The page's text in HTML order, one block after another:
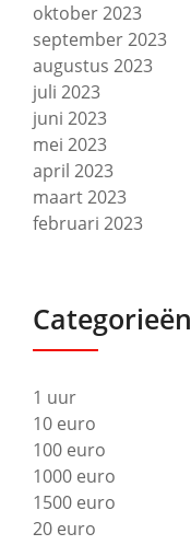
oktober 2023
september 2023
augustus 2023
juli 2023
juni 2023
mei 2023
april 2023
maart 2023
februari 2023
Categorieën
1 uur
10 euro
100 euro
1000 euro
1500 euro
20 euro